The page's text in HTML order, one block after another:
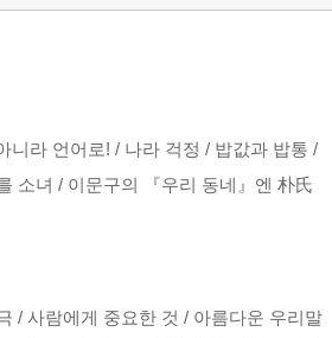
니라 언어로! / 나라 걱정 / 밥값과 밥통 /
소녀 / 이문구의 『우리 동네』엔 朴氏
/ 사람에게 중요한 것 / 아름다운 우리말